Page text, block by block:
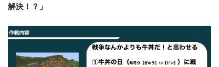
解決！？」